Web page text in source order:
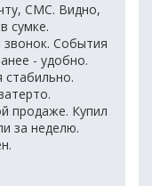
СМС. Видно,
сумке.
звонок. События
- удобно.
продаже. Купил
за неделю.